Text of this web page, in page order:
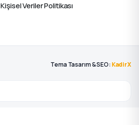
Kişisel Veriler Politikası
Tema Tasarım & SEO: KadirX